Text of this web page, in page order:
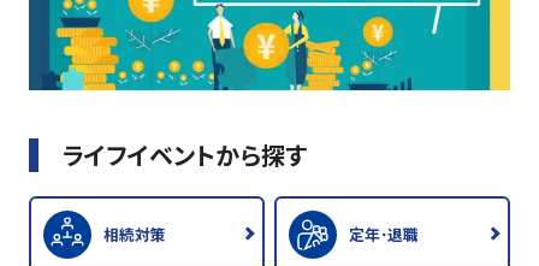
ライフイベントから探す
相続対策 定年･退職